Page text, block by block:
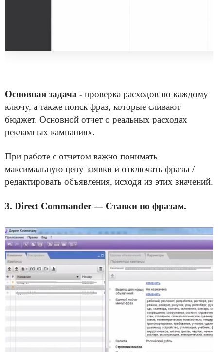
Основная задача - проверка расходов по каждому
ключу, а также поиск фраз, которые сливают
бюджет. Основной отчет о реальных расходах
рекламных кампаниях.
При работе с отчетом важно понимать
максимальную цену заявки и отключать фразы /
редактировать объявления, исходя из этих значений.
3. Direct Commander — Ставки по фразам.